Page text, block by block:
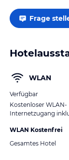
Frage
WLAN
Verfügbar
Kostenloser WLAN-
Internetzugang
WLAN Kostenfrei
Gesamtes Hotel